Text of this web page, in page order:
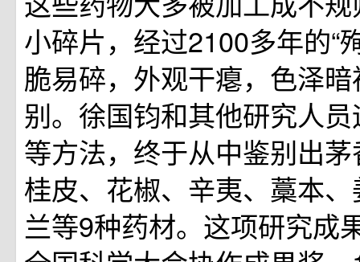
小碎片，经过2100多年的“
脆易碎，外观干瘪，色泽
别。徐国钧和其他研究人
等方法，终于从中鉴别出
桂皮、花椒、辛夷、藁本
兰等9种药材。这项研究成